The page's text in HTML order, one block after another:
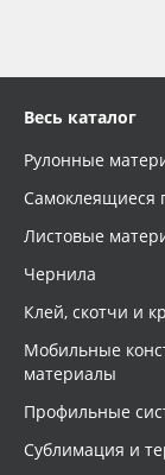
Весь каталог
Рулонные
Самоклеящиеся
Листовые
Чернила
Клей, скотчи и
Мобильные
материалы
Профильные
Сублимация и